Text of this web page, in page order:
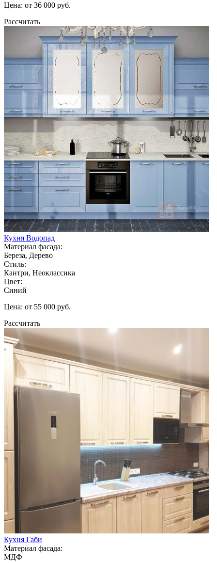
Цена: от 36 000 руб.
Рассчитать
Кухня Водопад
Материал фасада:
Береза, Дерево
Стиль:
Кантри, Неоклассика
Цвет:
Синий
Цена: от 55 000 руб.
Рассчитать
Кухня Габи
Материал фасада:
МДФ